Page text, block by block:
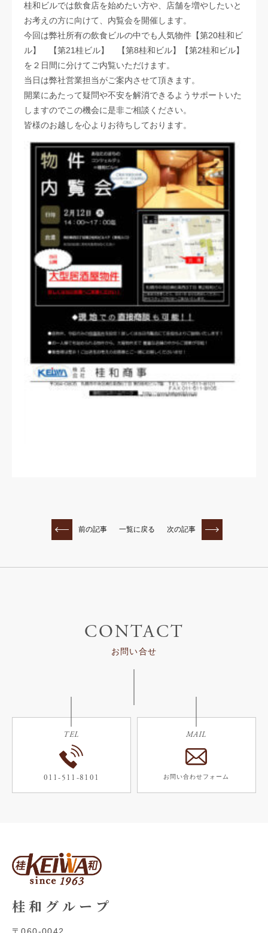
桂和ビルでは飲食店を始めたい方や、店舗を増やしたいと
お考えの方に向けて、内覧会を開催します。
今回は弊社所有の飲食ビルの中でも人気物件【第20桂和ビ
ル】 【第21桂ビル】 【第8桂和ビル】【第2桂和ビル】
を２日間に分けてご内覧いただけます。
当日は弊社営業担当がご案内させて頂きます。
開業にあたって疑問や不安を解消できるようサポートいた
しますのでこの機会に是非ご相談ください。
皆様のお越しを心よりお待ちしております。
前の記事 一覧に戻る 次の記事
CONTACT
お問い合せ
TEL
011-511-8101
MAIL
お問い合わせフォーム
桂 和 グ ル ー プ
〒060-0042